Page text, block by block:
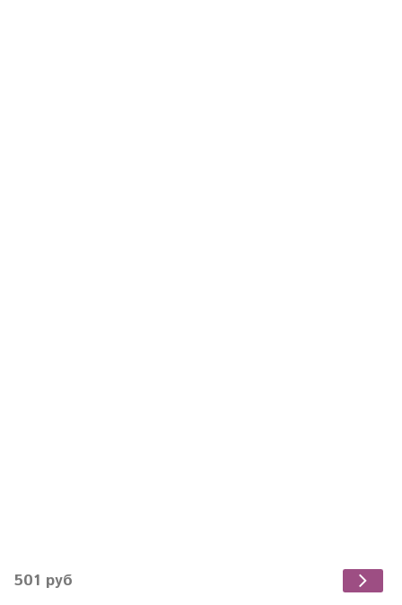
501 руб